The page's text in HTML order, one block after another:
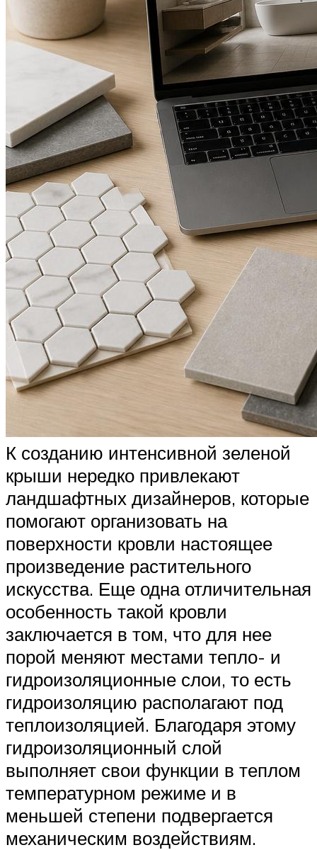
К созданию интенсивной зеленой
крыши нередко привлекают
ландшафтных дизайнеров, которые
помогают организовать на
поверхности кровли настоящее
произведение растительного
искусства. Еще одна отличительная
особенность такой кровли
заключается в том, что для нее
порой меняют местами тепло- и
гидроизоляционные слои, то есть
гидроизоляцию располагают под
теплоизоляцией. Благодаря этому
гидроизоляционный слой
выполняет свои функции в теплом
температурном режиме и в
меньшей степени подвергается
механическим воздействиям.